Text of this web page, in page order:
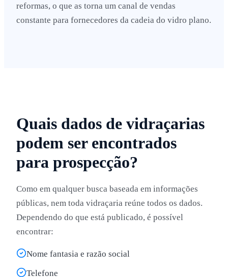
reformas, o que as torna um canal de vendas
constante para fornecedores da cadeia do vidro plano.
Quais dados de vidraçarias
podem ser encontrados
para prospecção?
Como em qualquer busca baseada em informações
públicas, nem toda vidraçaria reúne todos os dados.
Dependendo do que está publicado, é possível
encontrar:
Nome fantasia e razão social
Telefone